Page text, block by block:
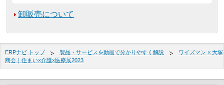
卸販売について
ERPナビ トップ 製品・サービスを動画で分かりやすく解説
ワイズマン × 大塚
商会｜住まい×介護×医療展2023